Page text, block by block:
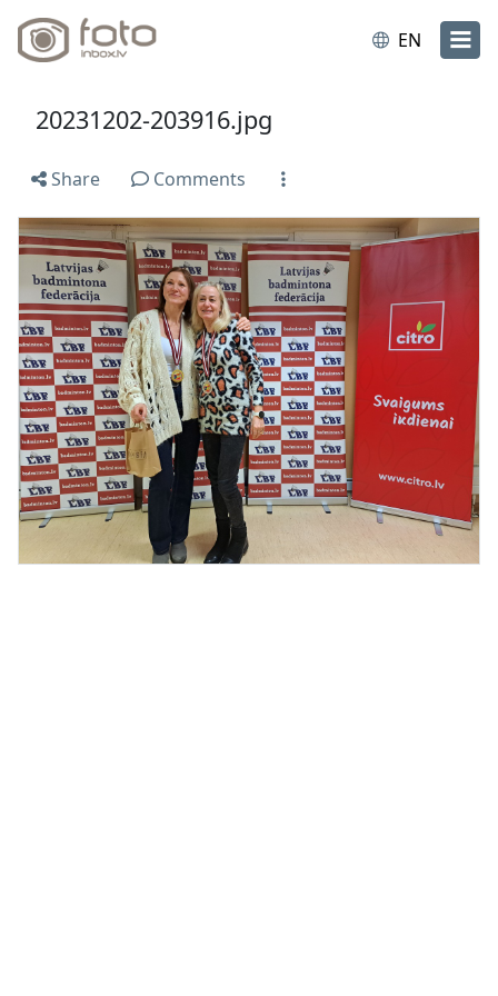
EN
20231202-203916.jpg
Share Comments